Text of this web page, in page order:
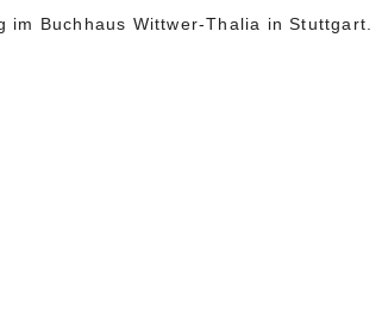
Buchhaus Wittwer-Thalia in Stuttgart.